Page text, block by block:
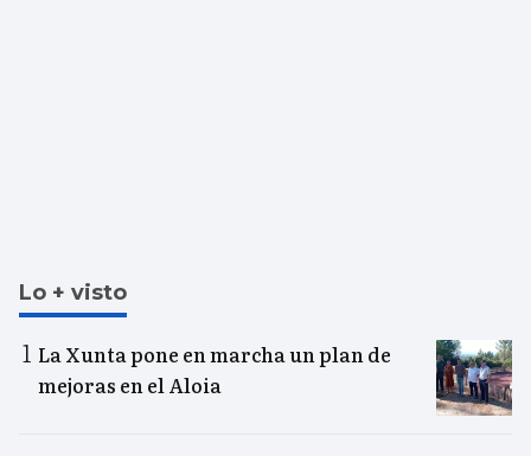
Lo + visto
La Xunta pone en marcha un plan de
mejoras en el Aloia